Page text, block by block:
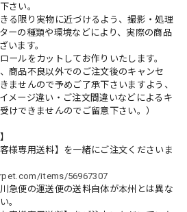
さい。
る限り実物に近づけるよう、撮影・処理
ーの種類や環境などにより、実際の商品
います。
ールをカットしてお作りいたします。
商品不良以外でのご注文後のキャンセ
ませんので予めご了承下さいますよう、
メージ違い・ご注文間違いなどによるキ
けできませんのでご留意下さい。）
様専用送料】を一緒にご注文くださいま
items/56967307
急便の運送便の送料自体が本州とは異な
。